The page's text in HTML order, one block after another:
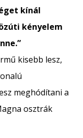
kínál
kényelem
kisebb lesz,
meghódítani a
osztrák